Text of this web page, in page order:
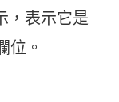
，表示它是
位。